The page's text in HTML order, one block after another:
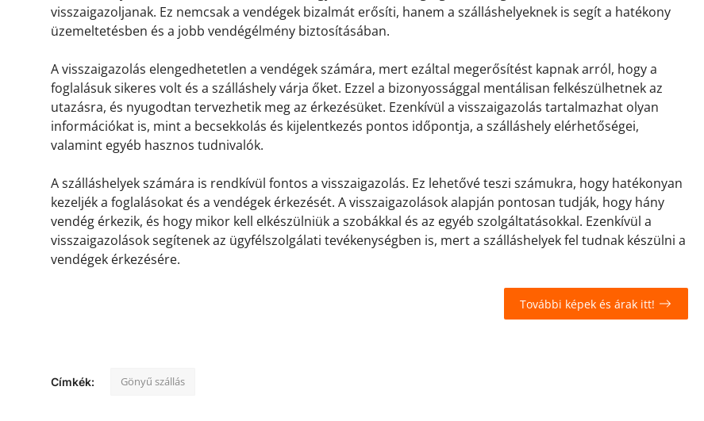
visszaigazoljanak. Ez nemcsak a vendégek bizalmát erősíti, hanem a szálláshelyeknek is segít a hatékony
üzemeltetésben és a jobb vendégélmény biztosításában.
A visszaigazolás elengedhetetlen a vendégek számára, mert ezáltal megerősítést kapnak arról, hogy a
foglalásuk sikeres volt és a szálláshely várja őket. Ezzel a bizonyossággal mentálisan felkészülhetnek az
utazásra, és nyugodtan tervezhetik meg az érkezésüket. Ezenkívül a visszaigazolás tartalmazhat olyan
információkat is, mint a becsekkolás és kijelentkezés pontos időpontja, a szálláshely elérhetőségei,
valamint egyéb hasznos tudnivalók.
A szálláshelyek számára is rendkívül fontos a visszaigazolás. Ez lehetővé teszi számukra, hogy hatékonyan
kezeljék a foglalásokat és a vendégek érkezését. A visszaigazolások alapján pontosan tudják, hogy hány
vendég érkezik, és hogy mikor kell elkészülniük a szobákkal és az egyéb szolgáltatásokkal. Ezenkívül a
visszaigazolások segítenek az ügyfélszolgálati tevékenységben is, mert a szálláshelyek fel tudnak készülni a
vendégek érkezésére.
További képek és árak itt!
Címkék: Gönyű szállás